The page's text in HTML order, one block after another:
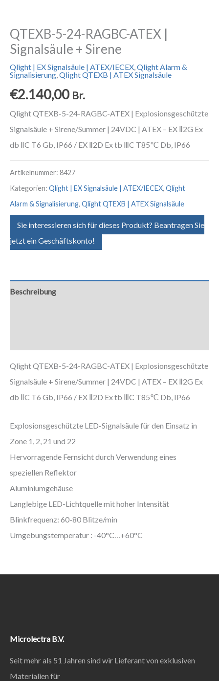
QTEXB-5-24-RAGBC-ATEX |
Signalsäule + Sirene
Qlight | EX Signalsäule | ATEX/IECEX,Qlight Alarm &
Signalisierung,Qlight QTEXB | ATEX Signalsäule
€2.140,00 Br.
Qlight QTEXB-5-24-RAGBC-ATEX | Explosionsgeschützte
Signalsäule + Sirene/Summer | 24VDC | ATEX – EX Ⅱ2G Ex
db ⅡC T6 Gb, IP66 / EX Ⅱ2D Ex tb ⅢC T85℃ Db, IP66
Artikelnummer: 8427
Kategorien: Qlight | EX Signalsäule | ATEX/IECEX, Qlight
Alarm & Signalisierung, Qlight QTEXB | ATEX Signalsäule
Sie interessieren sich für dieses Produkt? Beantragen Sie
jetzt ein Geschäftskonto!
Beschreibung
Qlight QTEXB-5-24-RAGBC-ATEX | Explosionsgeschützte
Signalsäule + Sirene/Summer | 24VDC | ATEX – EX Ⅱ2G Ex
db ⅡC T6 Gb, IP66 / EX Ⅱ2D Ex tb ⅢC T85℃ Db, IP66
Explosionsgeschützte LED-Signalsäule für den Einsatz in
Zone 1, 2, 21 und 22
Hervorragende Fernsicht durch Verwendung eines
speziellen Reflektor
Aluminiumgehäuse
Langlebige LED-Lichtquelle mit hoher Intensität
Blinkfrequenz: 60-80 Blitze/min
Umgebungstemperatur : -40°C…+60°C
Microlectra B.V.
Seit mehr als 51 Jahren sind wir Lieferant von exklusiven
Materialien für